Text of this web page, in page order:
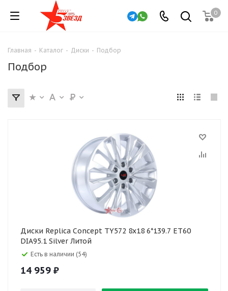
0
Главная - Каталог - Диски - Подбор
Подбор
Диски Replica Concept TY572 8x18 6*139.7 ET60
DIA95.1 Silver Литой
Есть в наличии (54)
14 959 ₽